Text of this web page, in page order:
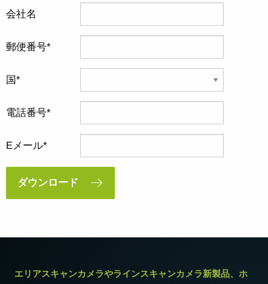
会社名
郵便番号
国
電話番号
Eメール
ダウンロード
エリアスキャンカメラやラインスキャンカメラ新製品、ホ